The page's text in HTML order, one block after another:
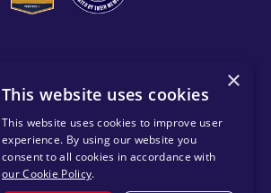
LỘ CHÍNH SÁCH QUYỀN RIÊNG TƯ
CHANGE REGION
×
This website uses cookies
This website uses cookies to improve user
experience. By using our website you
consent to all cookies in accordance with
our Cookie Policy.